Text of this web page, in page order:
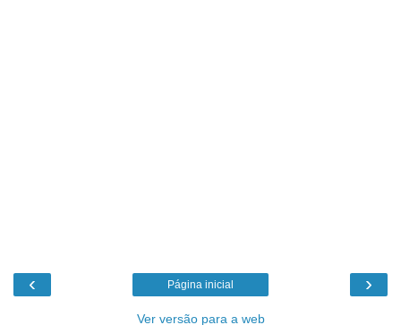
‹ ›
Página inicial
Ver versão para a web